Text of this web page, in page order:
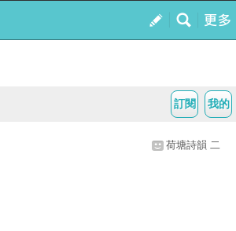
我的
訂閱
荷塘詩韻 二